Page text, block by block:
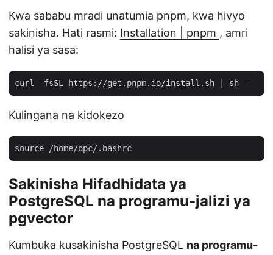
Kwa sababu mradi unatumia pnpm, kwa hivyo
sakinisha. Hati rasmi: Installation | pnpm , amri
halisi ya sasa:
Kulingana na kidokezo
Sakinisha Hifadhidata ya
PostgreSQL na programu-jalizi ya
pgvector
Kumbuka kusakinisha PostgreSQL na programu-